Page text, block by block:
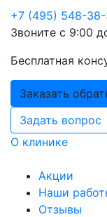
+7 (495) 548-
Звоните с 9:00
Бесплатная
Заказать
Задать вопрос
О клинике
Акции
Наши
Отзывы